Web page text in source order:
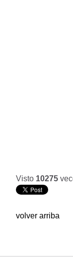
Visto 10275
volver arriba